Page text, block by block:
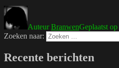
AuteurBranwenGeplaatst op
Zoeken naar:
Recente berichten